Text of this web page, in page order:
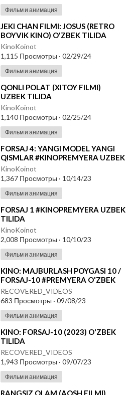
Фильм и анимация
⁣JEKI CHAN FILMI: JOSUS (RETRO
BOYVIK KINO) O'ZBEK TILIDA
KinoKoinot
1,115 Просмотры · 02/29/24
Фильм и анимация
⁣QONLI POLAT (XITOY FILMI)
UZBEK TILIDA
KinoKoinot
1,140 Просмотры · 02/25/24
Фильм и анимация
⁣FORSAJ 4: YANGI MODEL YANGI
QISMLAR #KINOPREMYERA UZBEK
TILIDA
KinoKoinot
1,367 Просмотры · 10/14/23
Фильм и анимация
⁣FORSAJ 1 #KINOPREMYERA UZBEK
TILIDA
KinoKoinot
2,008 Просмотры · 10/10/23
Фильм и анимация
⁣KINO: MAJBURLASH POYGASI 10 /
FORSAJ-10 #PREMYERA O'ZBEK
TILIDA
RECOVERED_VIDEOS
683 Просмотры · 09/08/23
Фильм и анимация
⁣KINO: FORSAJ-10 (2023) O'ZBEK
TILIDA
RECOVERED_VIDEOS
1,943 Просмотры · 09/07/23
Фильм и анимация
⁣RANGSIZ OLAM (AQSH FILMI)